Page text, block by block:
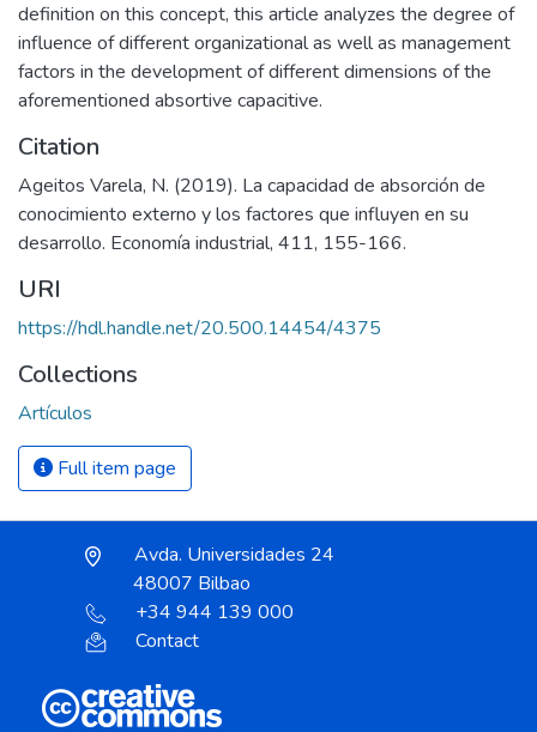
definition on this concept, this article analyzes the degree of
influence of different organizational as well as management
factors in the development of different dimensions of the
aforementioned absortive capacitive.
Citation
Ageitos Varela, N. (2019). La capacidad de absorción de
conocimiento externo y los factores que influyen en su
desarrollo. Economía industrial, 411, 155-166.
URI
https://hdl.handle.net/20.500.14454/4375
Collections
Artículos
Full item page
Avda. Universidades 24
48007 Bilbao
+34 944 139 000
Contact